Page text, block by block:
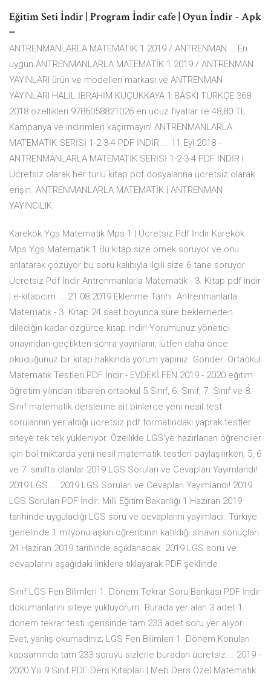
Eğitim Seti İndir | Program İndir cafe | Oyun İndir - Apk
...
ANTRENMANLARLA MATEMATİK 1 2019 / ANTRENMAN … En
uygun ANTRENMANLARLA MATEMATİK 1 2019 / ANTRENMAN
YAYINLARI ürün ve modelleri markası ve ANTRENMAN
YAYINLARI HALİL İBRAHİM KÜÇÜKKAYA 1.BASKI TÜRKÇE 368
2018 özellikleri 9786058821026 en ucuz fiyatlar ile 48,80 TL.
Kampanya ve indirimleri kaçırmayın! ANTRENMANLARLA
MATEMATİK SERİSİ 1-2-3-4 PDF İNDİR ... 11.Eyl.2018 -
ANTRENMANLARLA MATEMATİK SERİSİ 1-2-3-4 PDF İNDİR |
Ücretsiz olarak her türlü kitap pdf dosyalarına ücretsiz olarak
erişin. ANTRENMANLARLA MATEMATİK | ANTRENMAN
YAYINCILIK
Karekök Ygs Matematik Mps 1 | Ücretsiz Pdf İndir Karekök
Mps Ygs Matematik 1 Bu kitap size örnek soruyor ve onu
anlatarak çözüyor bu soru kalıbıyla ilgili size 6 tane soruyor
Ücretsiz Pdf İndir Antrenmanlarla Matematik - 3. Kitap pdf indir
| e-kitapcım ... 21.08.2019 Eklenme Tarihi. Antrenmanlarla
Matematik - 3. Kitap 24 saat boyunca süre beklemeden
dilediğin kadar özgürce kitap indir! Yorumunuz yönetici
onayından geçtikten sonra yayınlanır, lütfen daha önce
okuduğunuz bir kitap hakkında yorum yapınız. Gönder. Ortaokul
Matematik Testleri PDF İndir - EVDEKİ FEN 2019 - 2020 eğitim
öğretim yılından itibaren ortaokul 5.Sınıf, 6. Sınıf, 7. Sınıf ve 8.
Sınıf matematik derslerine ait binlerce yeni nesil test
sorularının yer aldığı ücretsiz pdf formatındaki yaprak testler
siteye tek tek yükleniyor. Özellikle LGS'ye hazırlanan öğrenciler
için bol miktarda yeni nesil matematik testleri paylaşılırken, 5, 6
ve 7. sınıfta olanlar 2019 LGS Soruları ve Cevapları Yayımlandı!
2019 LGS ... 2019 LGS Soruları ve Cevapları Yayımlandı! 2019
LGS Soruları PDF İndir. Milli Eğitim Bakanlığı 1 Haziran 2019
tarihinde uyguladığı LGS soru ve cevaplarını yayımladı. Türkiye
genelinde 1 milyonu aşkın öğrencinin katıldığı sınavın sonuçları
24 Haziran 2019 tarihinde açıklanacak. 2019 LGS soru ve
cevaplarını aşağıdaki linklere tıklayarak PDF şeklinde
Sınıf LGS Fen Bilimleri 1. Dönem Tekrar Soru Bankası PDF İndir
dokümanlarını siteye yüklüyorum. Burada yer alan 3 adet 1.
dönem tekrar testi içerisinde tam 233 adet soru yer alıyor.
Evet, yanlış okumadınız; LGS Fen Bilimleri 1. Dönem Konuları
kapsamında tam 233 soruyu sizlerle buradan ücretsiz … 2019 -
2020 Yılı 9.Sınıf PDF Ders Kitapları | Meb Ders Özel Matematik.